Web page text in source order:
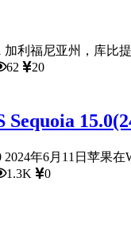
加利福尼亚州，库比
62
20
Sequoia
2024年6月11日苹果
1.3K 0